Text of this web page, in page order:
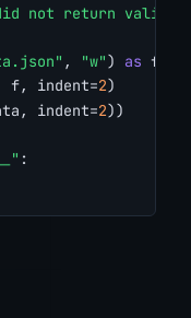
not return valid
, "w") as f:
f, indent=2)
indent=2))
: